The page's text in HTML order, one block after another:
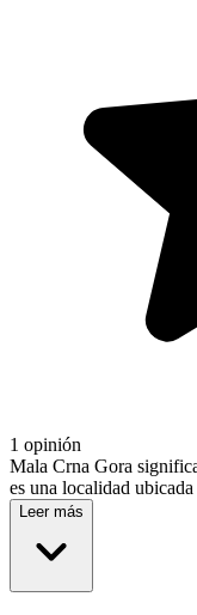
1 opinión
Mala Crna Gora
es una localidad
Leer más